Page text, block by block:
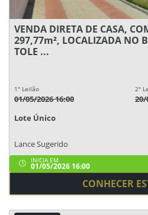
VENDA DIRETA DE CASA,
297,77m², LOCALIZADA NO
TOLE ...
1° Leilão
01/05/2026 16:00
2°
20/
Lote Único
Lance Sugerido
INICIA EM
01/05/2026 16:00
CONHECER